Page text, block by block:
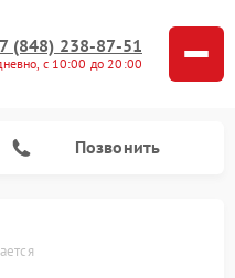
(848) 238-87-51
с 10:00 до 20:00
Позвонить